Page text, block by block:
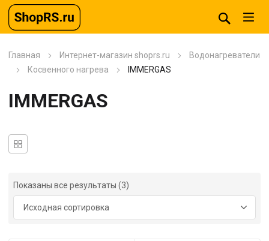
Главная Интернет-магазин shoprs.ru
Водонагреватели
Косвенного нагрева
IMMERGAS
IMMERGAS
Показаны все результаты (3)